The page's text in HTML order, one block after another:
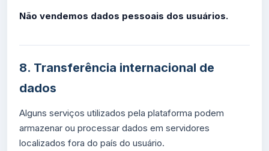
Não vendemos dados pessoais dos usuários.
8. Transferência internacional de
dados
Alguns serviços utilizados pela plataforma podem
armazenar ou processar dados em servidores
localizados fora do país do usuário.